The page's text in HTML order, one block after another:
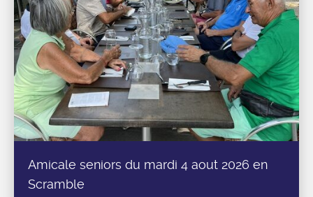
Amicale seniors du mardi 4 aout 2026 en
Scramble